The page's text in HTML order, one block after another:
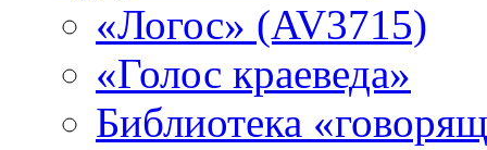
«Логос» (AV3715)
«Голос краеведа»
Библиотека